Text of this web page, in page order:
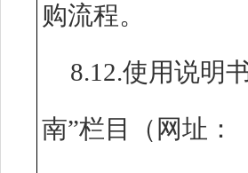
购流程。
8.12.使用说明
南”栏目（网址：